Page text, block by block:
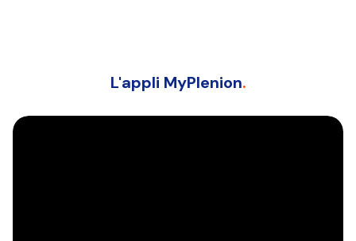
L'appli MyPlenion.